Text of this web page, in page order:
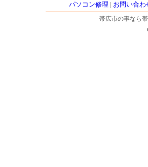
パソコン修理 お問い合わ
帯広市の事なら